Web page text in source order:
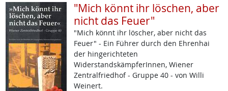
"Mich könnt ihr löschen, aber
nicht das Feuer"
"Mich könnt ihr löscher, aber nicht das
Feuer" - Ein Führer durch den Ehrenhai
der hingerichteten
WiderstandskämpferInnen, Wiener
Zentralfriedhof - Gruppe 40 - von Willi
Weinert.